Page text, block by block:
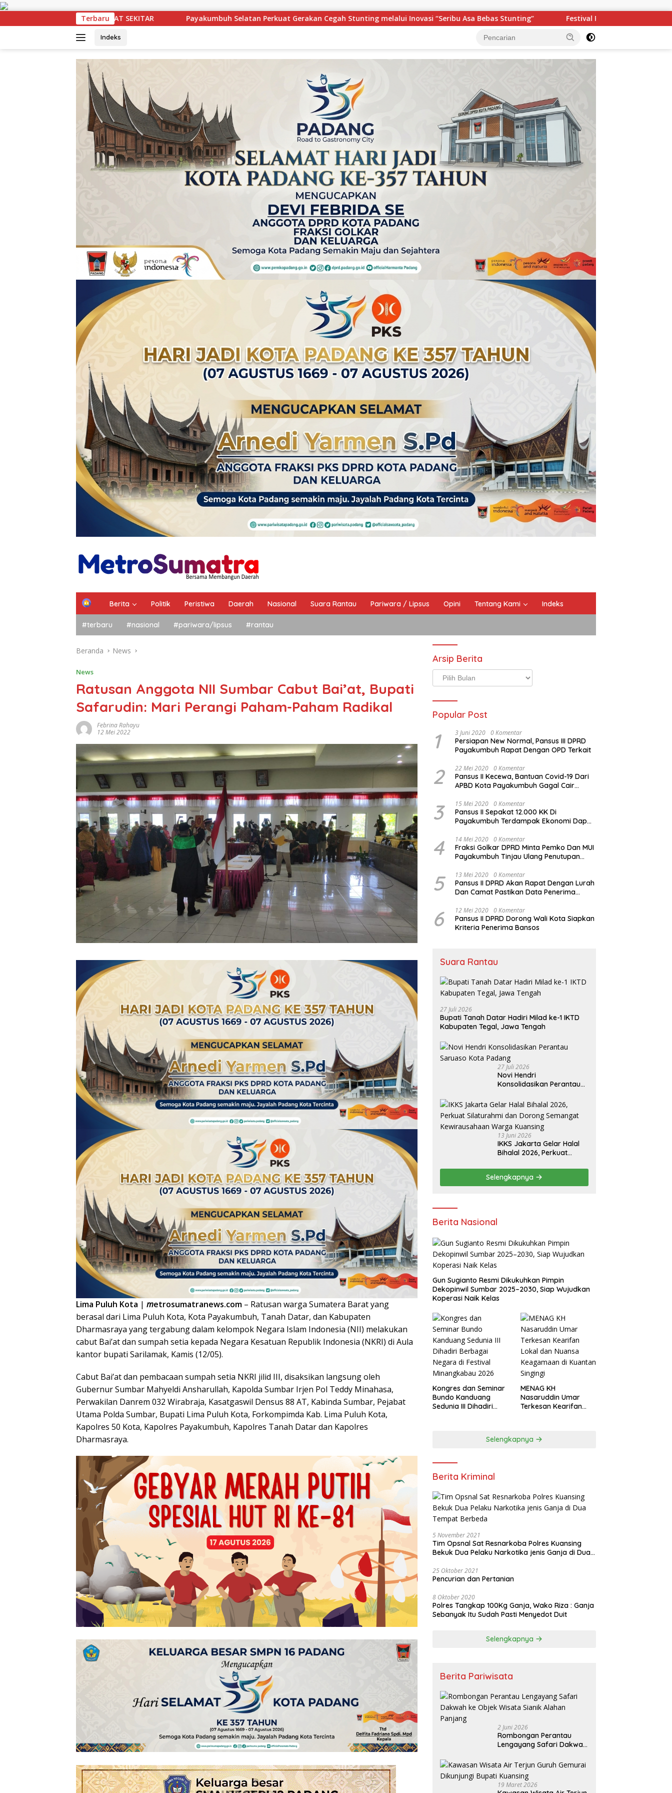
Langsung
konten
Terbaru
Payakumbuh Selatan Perkuat Gerakan Cegah Stunting melalui Inovasi “Seribu Asa Bebas Stunting” Festival Pawai Telong-Telong Semarakkan HJK Kota Padang ke-357, Ribuan
Indeks
Berita Politik Peristiwa Daerah Nasional Suara Rantau Pariwara / Lipsus Opini Tentang Kami Indeks
#terbaru #nasional #pariwara/lipsus #rantau
Beranda News
News
Ratusan Anggota NII Sumbar Cabut Bai’at, Bupati
Safarudin: Mari Perangi Paham-Paham Radikal
Febrina Rahayu
12 Mei 2022
Lima Puluh Kota | metrosumatranews.com – Ratusan warga Sumatera Barat yang
berasal dari Lima Puluh Kota, Kota Payakumbuh, Tanah Datar, dan Kabupaten
Dharmasraya yang tergabung dalam kelompok Negara Islam Indonesia (NII) melakukan
cabut Bai’at dan sumpah setia kepada Negara Kesatuan Republik Indonesia (NKRI) di Aula
kantor bupati Sarilamak, Kamis (12/05).
Cabut Bai’at dan pembacaan sumpah setia NKRI jilid III, disaksikan langsung oleh
Gubernur Sumbar Mahyeldi Ansharullah, Kapolda Sumbar Irjen Pol Teddy Minahasa,
Perwakilan Danrem 032 Wirabraja, Kasatgaswil Densus 88 AT, Kabinda Sumbar, Pejabat
Utama Polda Sumbar, Bupati Lima Puluh Kota, Forkompimda Kab. Lima Puluh Kota,
Kapolres 50 Kota, Kapolres Payakumbuh, Kapolres Tanah Datar dan Kapolres
Dharmasraya.
Arsip Berita
Arsip
Berita
Popular Post
1 3 Juni 2020 0 Komentar
Persiapan New Normal, Pansus III DPRD
Payakumbuh Rapat Dengan OPD Terkait
2 22 Mei 2020 0 Komentar
Pansus II Kecewa, Bantuan Covid-19 Dari
APBD Kota Payakumbuh Gagal Cair
3 15 Mei 2020 0 Komentar
Pansus II Sepakat 12.000 KK Di
Payakumbuh Terdampak Ekonomi Dapat
4 14 Mei 2020 0 Komentar
Fraksi Golkar DPRD Minta Pemko Dan MUI
Payakumbuh Tinjau Ulang Penutupan
5 13 Mei 2020 0 Komentar
Pansus II DPRD Akan Rapat Dengan Lurah
Dan Camat Pastikan Data Penerima
6 12 Mei 2020 0 Komentar
Pansus II DPRD Dorong Wali Kota Siapkan
Kriteria Penerima Bansos
Suara Rantau
27 Juli 2026
Bupati Tanah Datar Hadiri Milad ke-1 IKTD
Kabupaten Tegal, Jawa Tengah
27 Juli 2026
Novi Hendri
Konsolidasikan Perantau
13 Juni 2026
IKKS Jakarta Gelar Halal
Bihalal 2026, Perkuat
Semangat Kewirausahaan
Warga Kuansing
Selengkapnya
Berita Nasional
Gun Sugianto Resmi Dikukuhkan Pimpin
Dekopinwil Sumbar 2025–2030, Siap Wujudkan
Koperasi Naik Kelas
Kongres dan Seminar
Bundo Kanduang
Sedunia III Dihadiri
MENAG KH
Nasaruddin Umar
Terkesan Kearifan
Selengkapnya
Berita Kriminal
5 November 2021
Tim Opsnal Sat Resnarkoba Polres Kuansing
Bekuk Dua Pelaku Narkotika jenis Ganja di Dua
25 Oktober 2021
Pencurian dan Pertanian
8 Oktober 2020
Polres Tangkap 100Kg Ganja, Wako Riza : Ganja
Sebanyak Itu Sudah Pasti Menyedot Duit
Selengkapnya
Berita Pariwisata
2 Juni 2026
Rombongan Perantau
Lengayang Safari Dakwah
Alahan Panjang
19 Maret 2026